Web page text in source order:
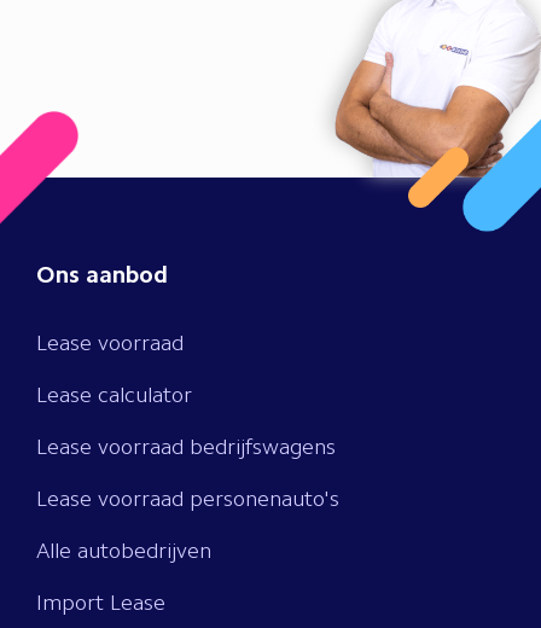
Ons aanbod
Lease voorraad
Lease calculator
Lease voorraad bedrijfswagens
Lease voorraad personenauto's
Alle autobedrijven
Import Lease